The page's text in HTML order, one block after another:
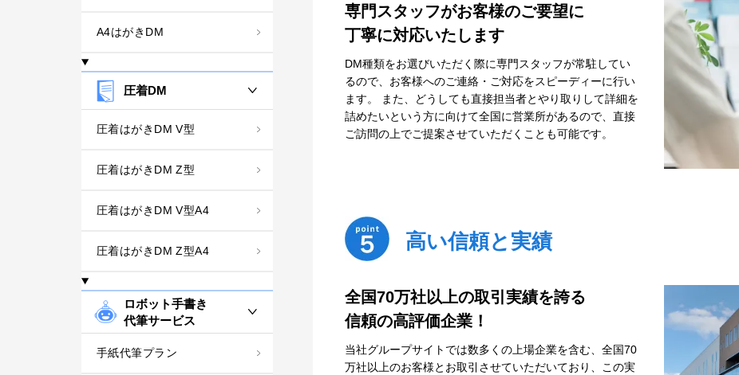
A4はがきDM
圧着DM
圧着はがきDM V型
圧着はがきDM Z型
圧着はがきDM V型A4
圧着はがきDM Z型A4
ロボット手書き
代筆サービス
手紙代筆プラン
専門スタッフがお客様のご要望に
丁寧に対応いたします
DM種類をお選びいただく際に専門スタッフが常駐してい
るので、お客様へのご連絡・ご対応をスピーディーに行い
ます。 また、どうしても直接担当者とやり取りして詳細を
詰めたいという方に向けて全国に営業所があるので、直接
ご訪問の上でご提案させていただくことも可能です。
高い信頼と実績
全国70万社以上の取引実績を誇る
信頼の高評価企業！
当社グループサイトでは数多くの上場企業を含む、全国70
万社以上のお客様とお取引させていただいており、この実